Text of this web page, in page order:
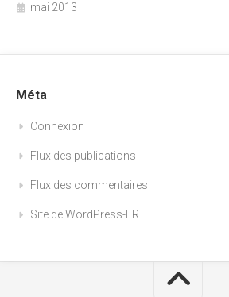
mai 2013
Méta
Connexion
Flux des publications
Flux des commentaires
Site de WordPress-FR